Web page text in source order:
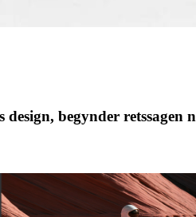
begynder retssagen